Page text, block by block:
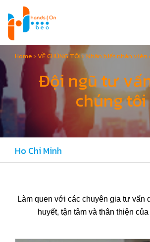
Home › VỀ CHÚNG TÔI›Nhận biết nhân viên
Đội ngũ tư
chúng tôi
Ho Chi Minh
Làm quen với các chuyên gia tư vấn
huyết, tận tâm và thân thiện